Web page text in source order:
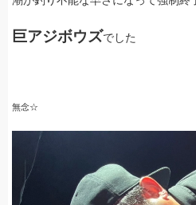
巨アジボウズでした
無念☆